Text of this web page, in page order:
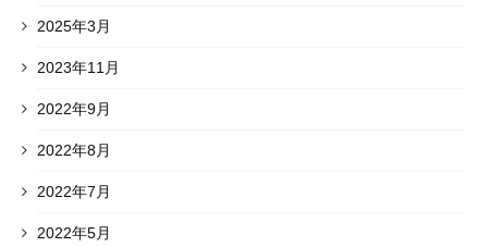
2025年3月
2023年11月
2022年9月
2022年8月
2022年7月
2022年5月